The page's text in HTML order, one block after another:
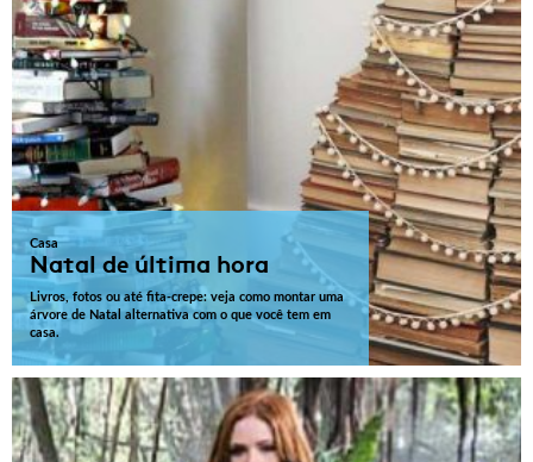
Casa
Natal de última hora
Livros, fotos ou até fita-crepe: veja como montar uma
árvore de Natal alternativa com o que você tem em
casa.